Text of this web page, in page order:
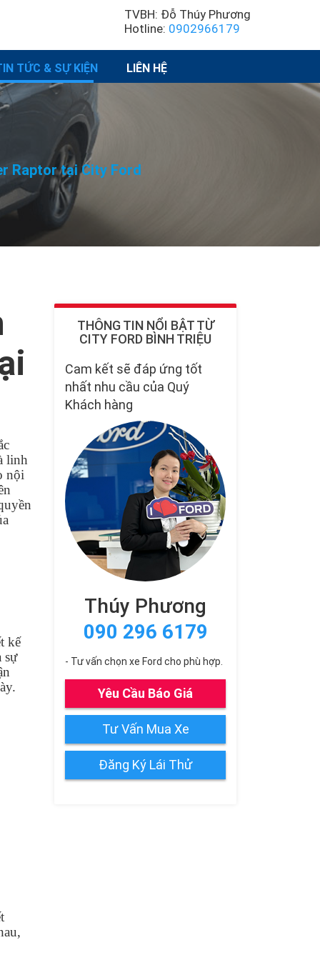
TVBH: Đỗ Thúy Phương
Hotline: 0902966179
TỨC & SỰ KIỆN LIÊN HỆ
Raptor tại City Ford
linh
nội
kế
sự
THÔNG TIN NỔI BẬT TỪ
CITY FORD BÌNH TRIỆU
Cam kết sẽ đáp ứng tốt
nhất nhu cầu của Quý
Khách hàng
Thúy Phương
090 296 6179
- Tư vấn chọn xe Ford cho phù hợp.
Yêu Cầu Báo Giá
Tư Vấn Mua Xe
Đăng Ký Lái Thử